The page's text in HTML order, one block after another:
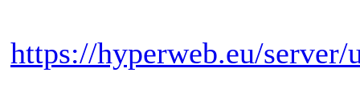
https://hyperweb.eu/